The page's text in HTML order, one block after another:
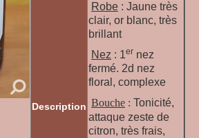
Description
Robe : Jaune très
clair, or blanc, très
brillant
Nez : 1er nez
fermé. 2d nez
floral, complexe
Bouche : Tonicité,
attaque zeste de
citron, très frais,